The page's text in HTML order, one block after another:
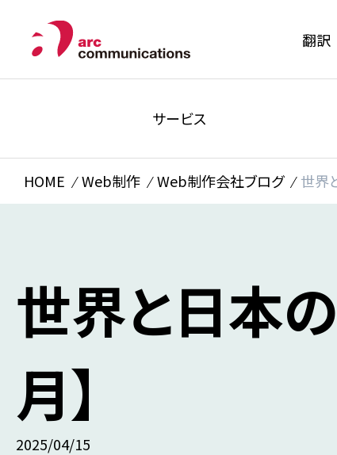
翻訳
サービス
HOME Web制作 Web制作会社ブログ 世界
世界と日本
月】
2025/04/15